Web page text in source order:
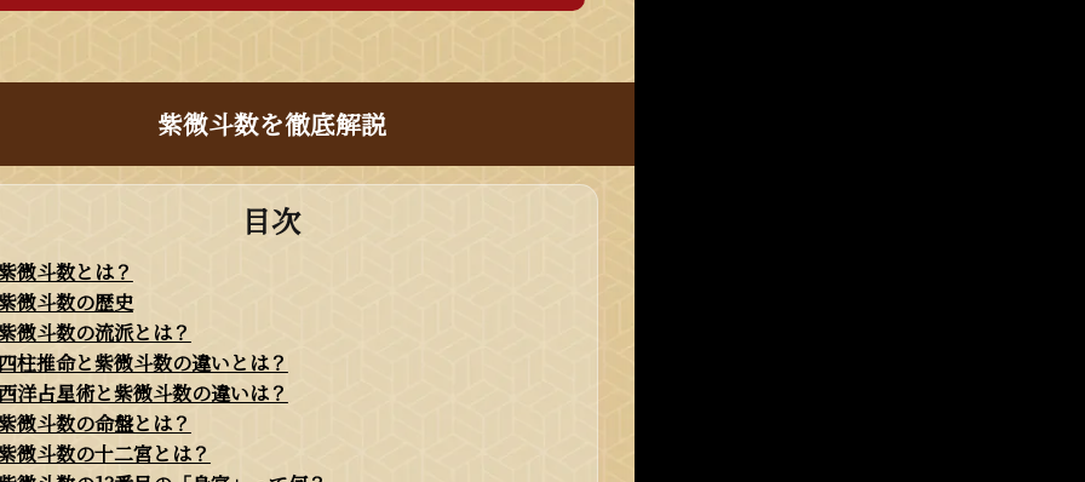
紫微斗数を徹底解説
目次
微斗数とは？
微斗数の歴史
微斗数の流派とは？
柱推命と紫微斗数の違いとは？
洋占星術と紫微斗数の違いは？
微斗数の命盤とは？
微斗数の十二宮とは？